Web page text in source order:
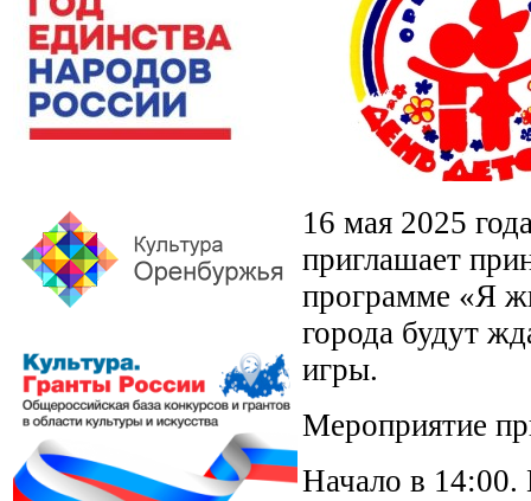
16 мая 2025
приглашает
программе «Я
города будут
игры.
Мероприятие
Начало в 14:00.